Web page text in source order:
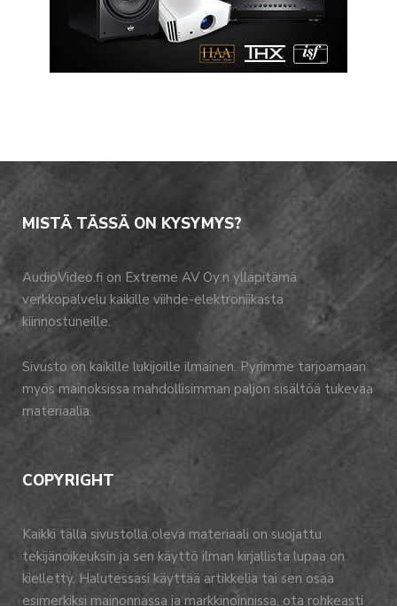
MISTÄ TÄSSÄ ON KYSYMYS?
AudioVideo.fi on Extreme AV Oy:n ylläpitämä
verkkopalvelu kaikille viihde-elektroniikasta
kiinnostuneille.
Sivusto on kaikille lukijoille ilmainen. Pyrimme tarjoamaan
myös mainoksissa mahdollisimman paljon sisältöä tukevaa
materiaalia.
COPYRIGHT
Kaikki tällä sivustolla oleva materiaali on suojattu
tekijänoikeuksin ja sen käyttö ilman kirjallista lupaa on
kielletty. Halutessasi käyttää artikkelia tai sen osaa
esimerkiksi mainonnassa ja markkinoinnissa, ota rohkeasti